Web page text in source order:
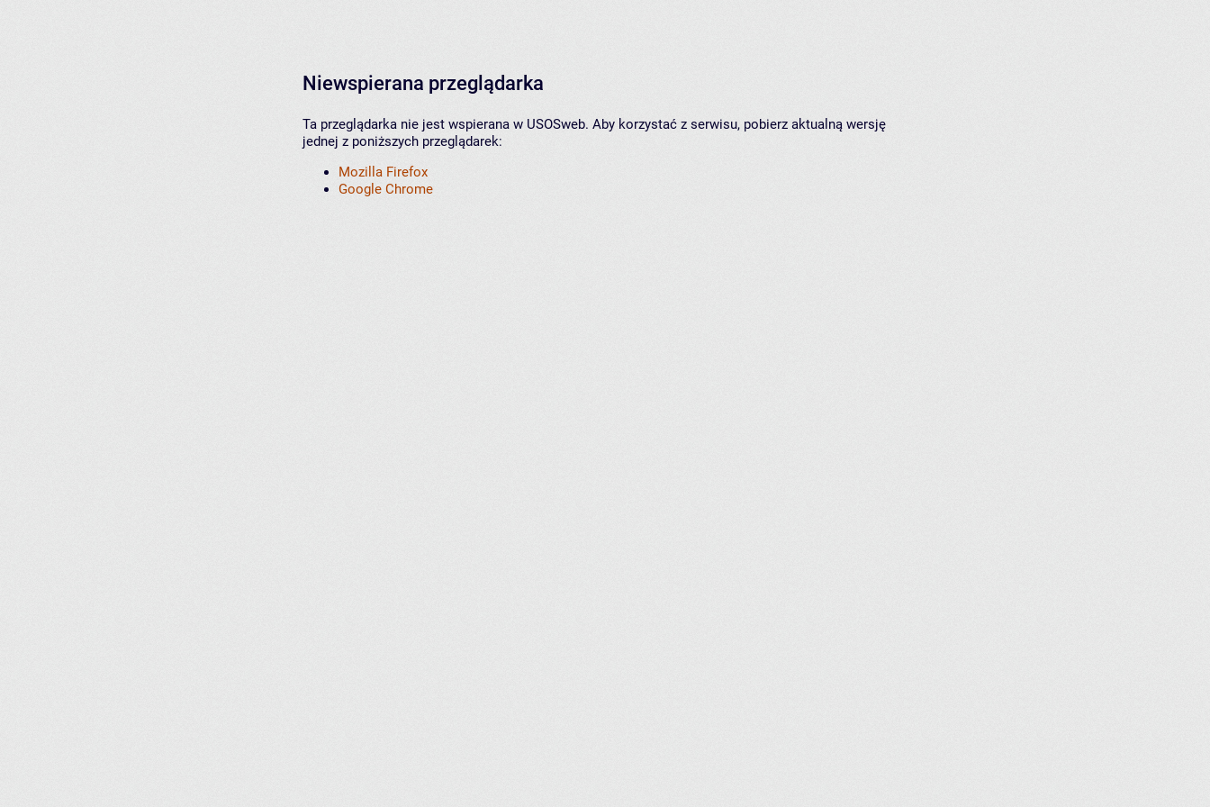
Niewspierana przeglądarka
Ta przeglądarka nie jest wspierana w USOSweb. Aby korzystać z serwisu, pobierz aktualną wersję
jednej z poniższych przeglądarek:
Mozilla Firefox
Google Chrome